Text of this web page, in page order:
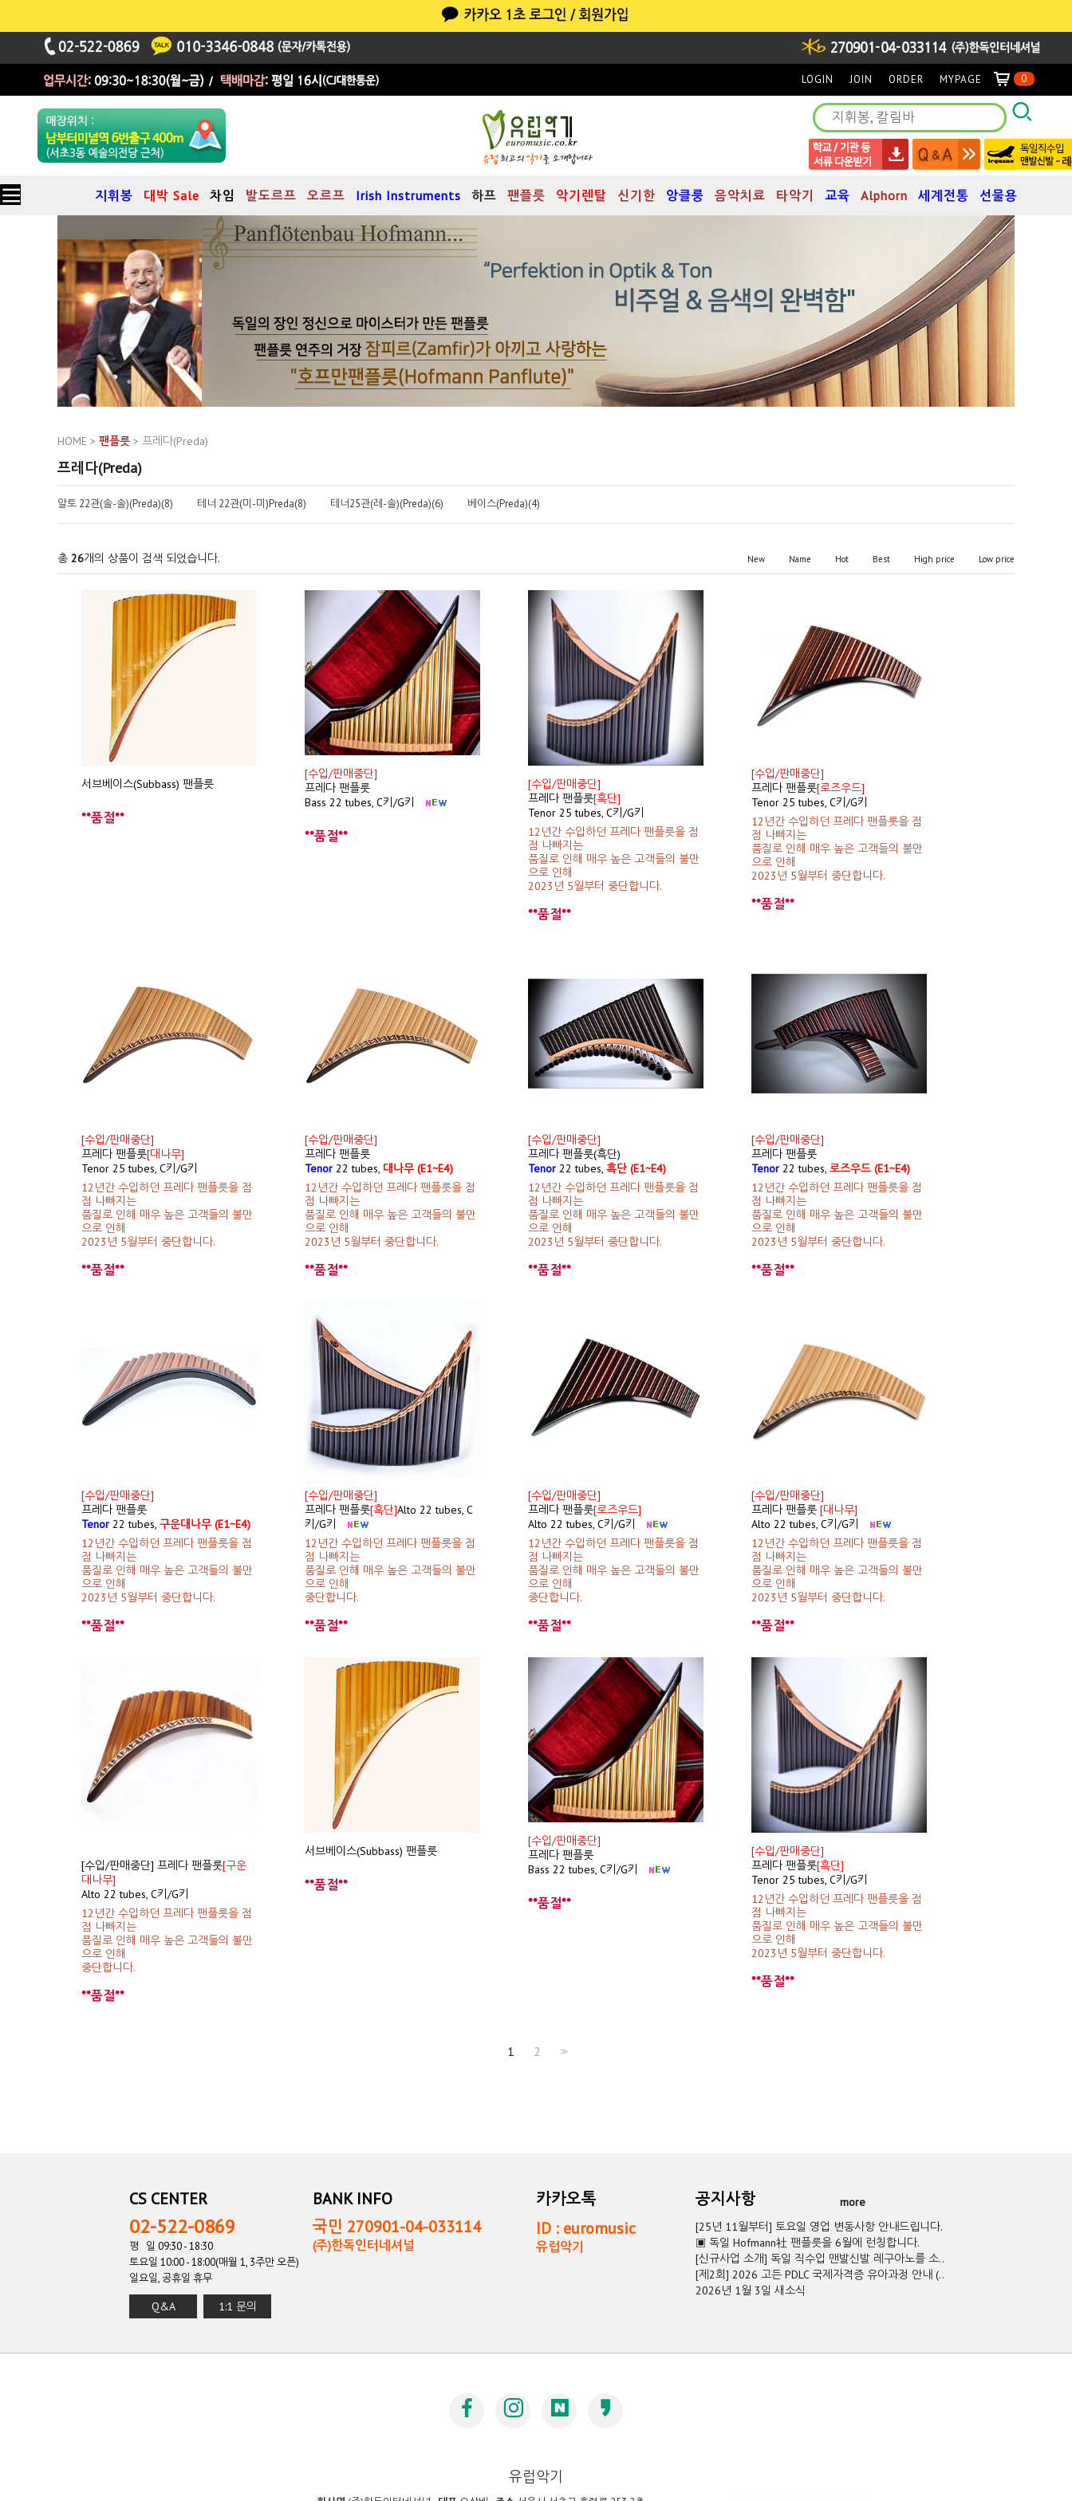
LOGIN JOIN ORDER MYPAGE 0
지휘봉 대박 Sale 차임 발도르프 오르프 Irish Instruments 하프 팬플릇 악기렌탈 신기한 앙클룽 음악치료 타악기 교육 Alphorn 세계전통 선물용
HOME > 팬플릇 > 프레다(Preda)
프레다(Preda)
알토 22관(솔-솔)(Preda)(8) 테너 22관(미-미)Preda(8) 테너25관(레-솔)(Preda)(6) 베이스(Preda)(4)
총 26개의 상품이 검색 되었습니다. New Name Hot Best High price Low price
서브베이스(Subbass) 팬플릇
**품절**
[수입/판매중단]
프레다 팬플룻
Bass 22 tubes, C키/G키
**품절**
[수입/판매중단]
프레다 팬플룻[흑단]
Tenor 25 tubes, C키/G키
12년간 수입하던 프레다 팬플릇을 점
점 나빠지는
품질로 인해 매우 높은 고객들의 불만
으로 인해
2023년 5월부터 중단합니다.
**품절**
[수입/판매중단]
프레다 팬플룻[로즈우드]
Tenor 25 tubes, C키/G키
12년간 수입하던 프레다 팬플릇을 점
점 나빠지는
품질로 인해 매우 높은 고객들의 불만
으로 인해
2023년 5월부터 중단합니다.
**품절**
[수입/판매중단]
프레다 팬플룻[대나무]
Tenor 25 tubes, C키/G키
12년간 수입하던 프레다 팬플릇을 점
점 나빠지는
품질로 인해 매우 높은 고객들의 불만
으로 인해
2023년 5월부터 중단합니다.
**품절**
[수입/판매중단]
프레다 팬플룻
Tenor 22 tubes, 대나무 (E1~E4)
12년간 수입하던 프레다 팬플릇을 점
점 나빠지는
품질로 인해 매우 높은 고객들의 불만
으로 인해
2023년 5월부터 중단합니다.
**품절**
[수입/판매중단]
프레다 팬플룻(흑단)
Tenor 22 tubes, 흑단 (E1~E4)
12년간 수입하던 프레다 팬플릇을 점
점 나빠지는
품질로 인해 매우 높은 고객들의 불만
으로 인해
2023년 5월부터 중단합니다.
**품절**
[수입/판매중단]
프레다 팬플룻
Tenor 22 tubes, 로즈우드 (E1~E4)
12년간 수입하던 프레다 팬플릇을 점
점 나빠지는
품질로 인해 매우 높은 고객들의 불만
으로 인해
2023년 5월부터 중단합니다.
**품절**
[수입/판매중단]
프레다 팬플룻
Tenor 22 tubes, 구운대나무 (E1~E4)
12년간 수입하던 프레다 팬플릇을 점
점 나빠지는
품질로 인해 매우 높은 고객들의 불만
으로 인해
2023년 5월부터 중단합니다.
**품절**
[수입/판매중단]
프레다 팬플룻[흑단]Alto 22 tubes, C
키/G키
12년간 수입하던 프레다 팬플릇을 점
점 나빠지는
품질로 인해 매우 높은 고객들의 불만
으로 인해
중단합니다.
**품절**
[수입/판매중단]
프레다 팬플룻[로즈우드]
Alto 22 tubes, C키/G키
12년간 수입하던 프레다 팬플릇을 점
점 나빠지는
품질로 인해 매우 높은 고객들의 불만
으로 인해
중단합니다.
**품절**
[수입/판매중단]
프레다 팬플룻 [대나무]
Alto 22 tubes, C키/G키
12년간 수입하던 프레다 팬플릇을 점
점 나빠지는
품질로 인해 매우 높은 고객들의 불만
으로 인해
2023년 5월부터 중단합니다.
**품절**
[수입/판매중단] 프레다 팬플룻[구운
대나무]
Alto 22 tubes, C키/G키
12년간 수입하던 프레다 팬플릇을 점
점 나빠지는
품질로 인해 매우 높은 고객들의 불만
으로 인해
중단합니다.
**품절**
서브베이스(Subbass) 팬플릇
**품절**
[수입/판매중단]
프레다 팬플룻
Bass 22 tubes, C키/G키
**품절**
[수입/판매중단]
프레다 팬플룻[흑단]
Tenor 25 tubes, C키/G키
12년간 수입하던 프레다 팬플릇을 점
점 나빠지는
품질로 인해 매우 높은 고객들의 불만
으로 인해
2023년 5월부터 중단합니다.
**품절**
1 2 >>
CS CENTER
02-522-0869
평 일 09:30 - 18:30
토요일 10:00 - 18:00(매월 1, 3주만 오픈)
일요일, 공휴일 휴무
Q&A 1:1 문의
BANK INFO
국민 270901-04-033114
(주)한독인터네셔널
카카오톡
ID : euromusic
유럽악기
공지사항
more
[25년 11월부터] 토요일 영업 변동사항 안내드립니다.
▣ 독일 Hofmann社 팬플릇을 6월에 런칭합니다.
[신규사업 소개] 독일 직수입 맨발신발 레구아노를 소..
[제2회] 2026 고든 PDLC 국제자격증 유아과정 안내 (..
2026년 1월 3일 새소식
유럽악기